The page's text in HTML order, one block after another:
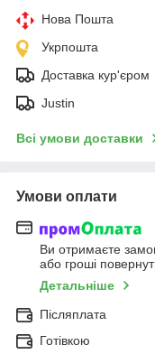
Нова Пошта
Укрпошта
Доставка кур'єром
Justin
Всі умови доставки
Умови оплати
Ви отримаєте
або гроші
Детальніше
Післяплата
Готівкою